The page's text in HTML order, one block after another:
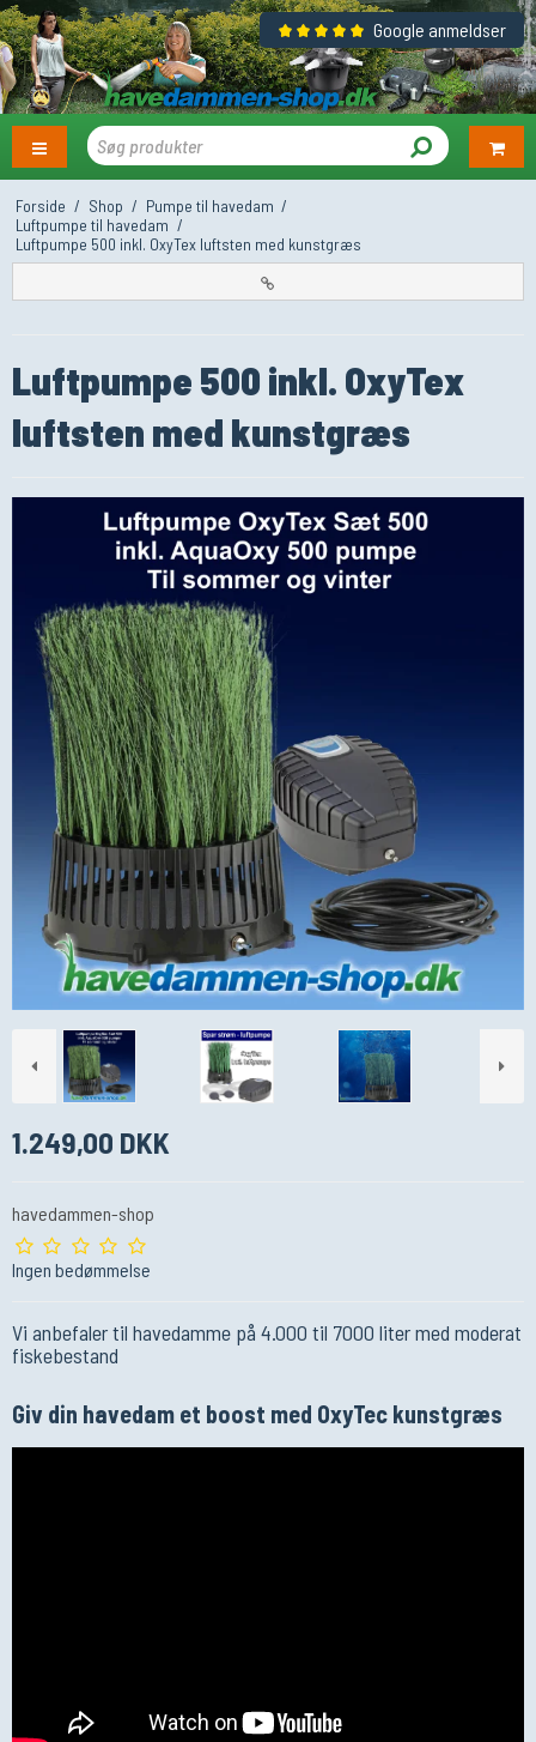
Google anmeldser
Forside / Shop / Pumpe til havedam /
Luftpumpe til havedam /
Luftpumpe 500 inkl. OxyTex luftsten med kunstgræs
Luftpumpe 500 inkl. OxyTex
luftsten med kunstgræs
1.249,00 DKK
havedammen-shop
Ingen bedømmelse
Vi anbefaler til havedamme på 4.000 til 7000 liter med moderat
fiskebestand
Giv din havedam et boost med OxyTec kunstgræs